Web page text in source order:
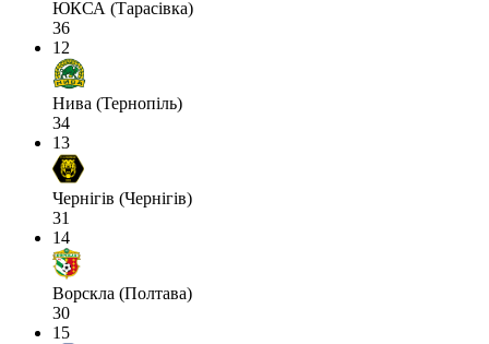
ЮКСА (Тарасівка)
36
12
Нива (Тернопіль)
34
13
Чернігів (Чернігів)
31
14
Ворскла (Полтава)
30
15